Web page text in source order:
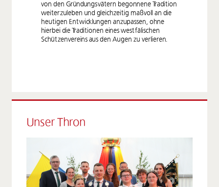
von den Gründungsvätern begonnene Tradition
weiterzuleben und gleichzeitig maßvoll an die
heutigen Entwicklungen anzupassen, ohne
hierbei die Traditionen eines westfälischen
Schützenvereins aus den Augen zu verlieren.
Unser Thron